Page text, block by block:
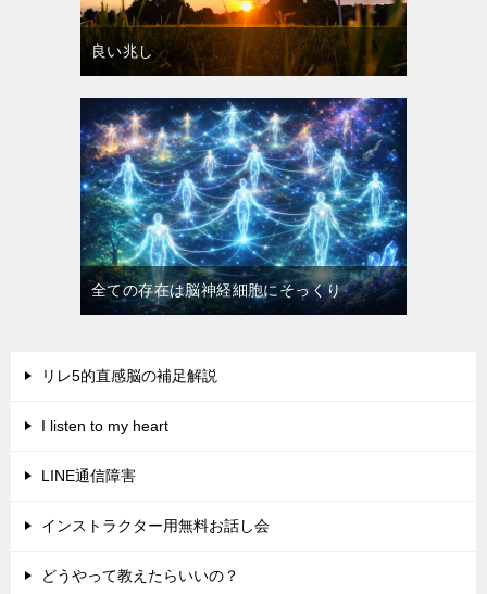
良い兆し
全ての存在は脳神経細胞にそっくり
リレ5的直感脳の補足解説
I listen to my heart
LINE通信障害
インストラクター用無料お話し会
どうやって教えたらいいの？